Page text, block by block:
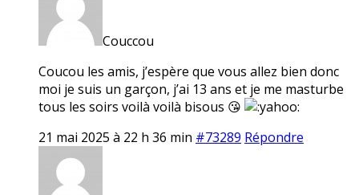
Couccou
Coucou les amis, j’espère que vous allez bien donc
moi je suis un garçon, j’ai 13 ans et je me masturbe
tous les soirs voilà voilà bisous 😘
21 mai 2025 à 22 h 36 min #73289 Répondre